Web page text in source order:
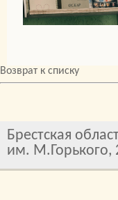
Возврат к списку
Брестская
им. М.Горького,